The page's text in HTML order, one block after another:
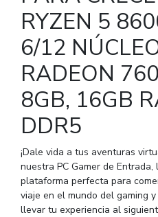
RYZEN 5
6/12
RADEON
8GB, 16GB
DDR5
¡Dale vida a tus aventuras
nuestra PC Gamer de Entrada,
plataforma perfecta para
viaje en el mundo del gaming
llevar tu experiencia al